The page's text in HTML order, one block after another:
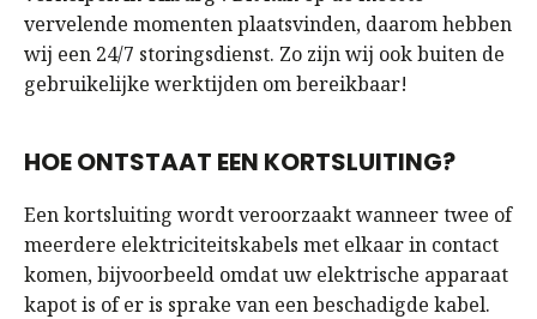
vervelende momenten plaatsvinden, daarom hebben
wij een 24/7 storingsdienst. Zo zijn wij ook buiten de
gebruikelijke werktijden om bereikbaar!
HOE ONTSTAAT EEN KORTSLUITING?
Een kortsluiting wordt veroorzaakt wanneer twee of
meerdere elektriciteitskabels met elkaar in contact
komen, bijvoorbeeld omdat uw elektrische apparaat
kapot is of er is sprake van een beschadigde kabel.